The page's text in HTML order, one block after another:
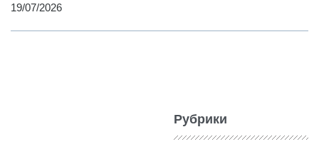
19/07/2026
Рубрики